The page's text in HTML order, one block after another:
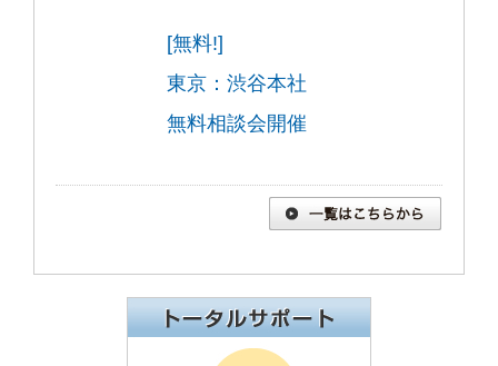
[無料!]
東京：渋谷本社
無料相談会開催